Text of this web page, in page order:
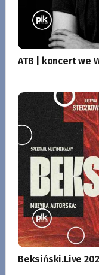
ATB | koncert we
Beksiński.Live